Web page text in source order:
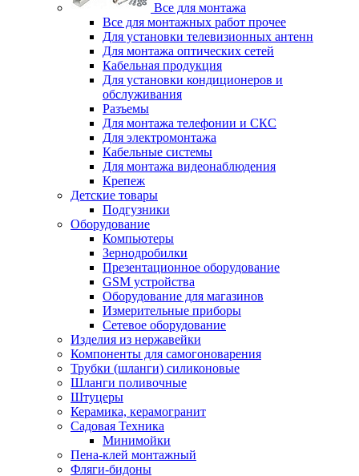
Все для монтажа
Все для монтажных работ прочее
Для установки телевизионных антенн
Для монтажа оптических сетей
Кабельная продукция
Для установки кондиционеров и
обслуживания
Разъемы
Для монтажа телефонии и СКС
Для электромонтажа
Кабельные системы
Для монтажа видеонаблюдения
Крепеж
Детские товары
Подгузники
Оборудование
Компьютеры
Зернодробилки
Презентационное оборудование
GSM устройства
Оборудование для магазинов
Измерительные приборы
Сетевое оборудование
Изделия из нержавейки
Компоненты для самогоноварения
Трубки (шланги) силиконовые
Шланги поливочные
Штуцеры
Керамика, керамогранит
Садовая Техника
Минимойки
Пена-клей монтажный
Фляги-бидоны